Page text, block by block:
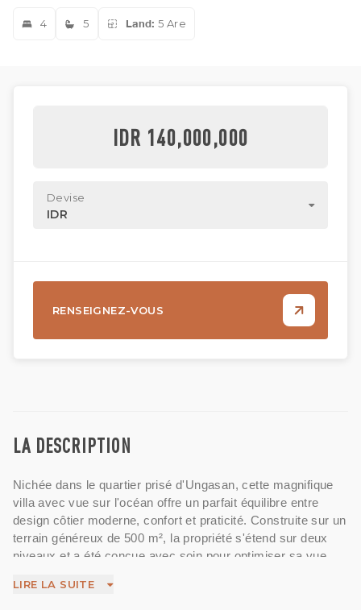
4 5 Land: 5 Are
LA DESCRIPTION
Nichée dans le quartier prisé d'Ungasan, cette magnifique
villa avec vue sur l'océan offre un parfait équilibre entre
design côtier moderne, confort et praticité. Construite sur un
terrain généreux de 500 m², la propriété s'étend sur deux
niveaux et a été conçue avec soin pour optimiser sa vue
La villa comprend quatre chambres spacieuses, chacune
LIRE LA SUITE
IDR 140,000,000
Devise
IDR
RENSEIGNEZ-VOUS